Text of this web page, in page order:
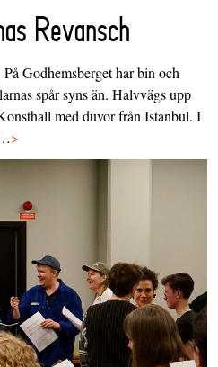
Revansch
Godhemsberget har bin och
spår syns än. Halvvägs upp
med duvor från Istanbul. I
>